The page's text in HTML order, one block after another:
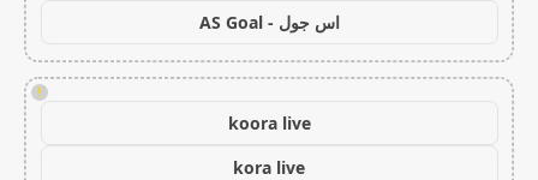
اس جول - AS Goal
!
koora live
kora live